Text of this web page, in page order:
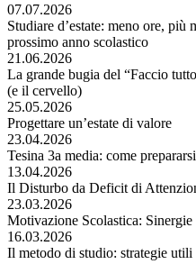
07.07.2026
Studiare d’estate: meno ore,
prossimo anno scolastico
21.06.2026
La grande bugia del “Faccio
(e il cervello)
25.05.2026
Progettare un’estate di valore
23.04.2026
Tesina 3a media: come
13.04.2026
Il Disturbo da Deficit di
23.03.2026
Motivazione Scolastica:
16.03.2026
Il metodo di studio: strategie utili